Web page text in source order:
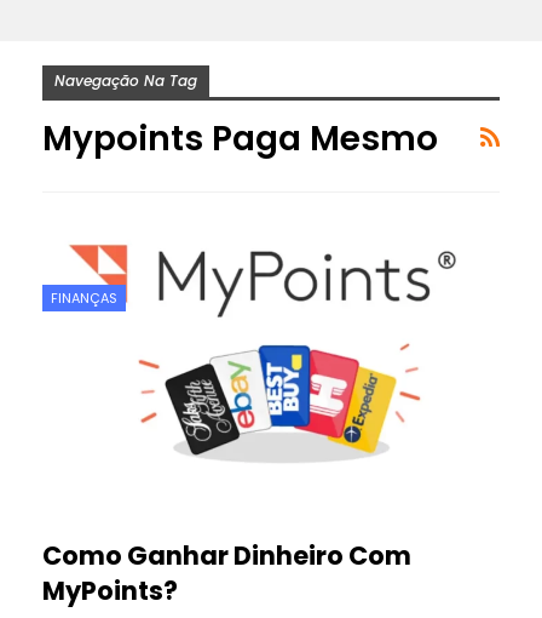
Navegação Na Tag
Mypoints Paga Mesmo
FINANÇAS
Como Ganhar Dinheiro Com
MyPoints?